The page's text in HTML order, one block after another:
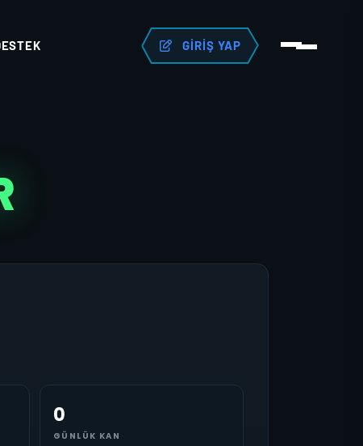
GIRIŞ YAP
0
GÜNLÜK KAN